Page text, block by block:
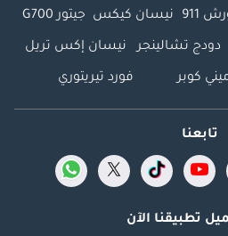
911 نيسان كيكس جيتور G700
دودج تشالينجر نيسان إكس تريل
كوبر فورد تيريتوري
تابعنا
تطبيقنا الآن